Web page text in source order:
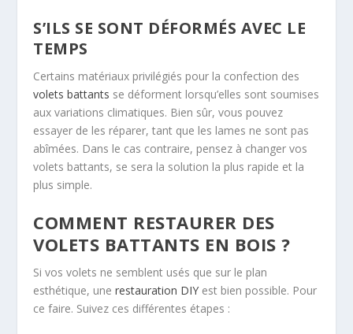
S’ILS SE SONT DÉFORMÉS AVEC LE
TEMPS
Certains matériaux privilégiés pour la confection des
volets battants se déforment lorsqu’elles sont soumises
aux variations climatiques. Bien sûr, vous pouvez
essayer de les réparer, tant que les lames ne sont pas
abîmées. Dans le cas contraire, pensez à changer vos
volets battants, se sera la solution la plus rapide et la
plus simple.
COMMENT RESTAURER DES
VOLETS BATTANTS EN BOIS ?
Si vos volets ne semblent usés que sur le plan
esthétique, unerestauration DIY est bien possible. Pour
ce faire. Suivez ces différentes étapes :